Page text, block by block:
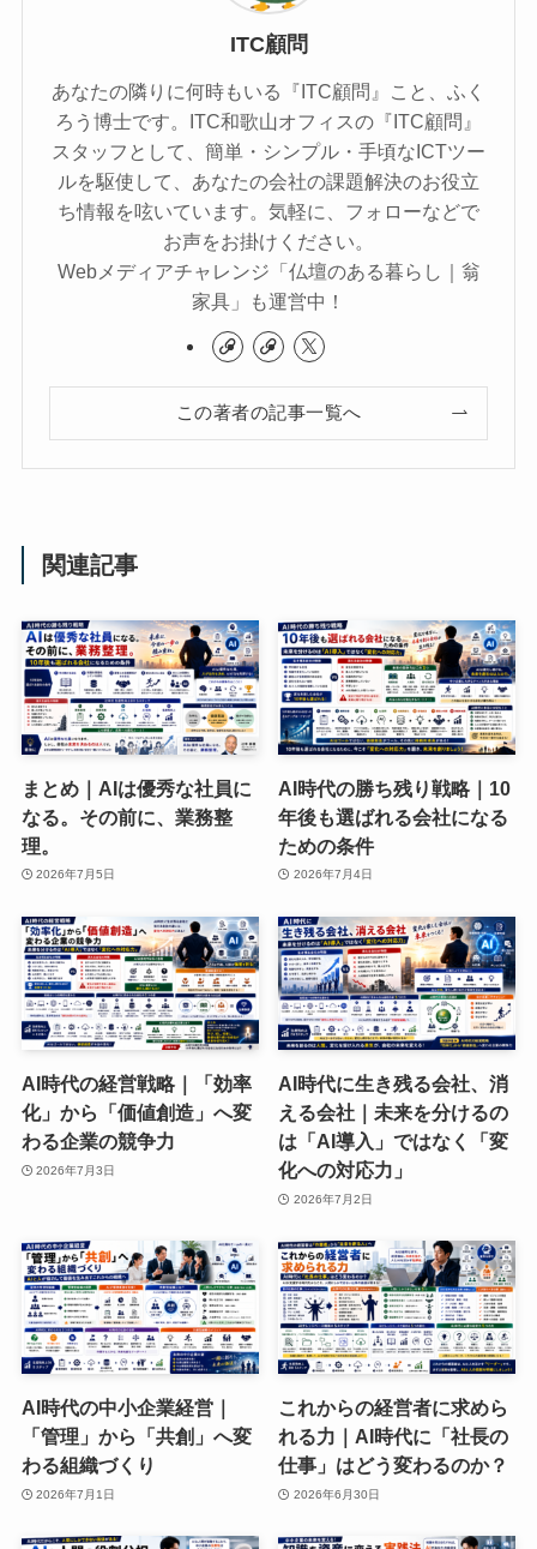
ITC顧問
あなたの隣りに何時もいる『ITC顧問』こと、ふく
ろう博士です。ITC和歌山オフィスの『ITC顧問』
スタッフとして、簡単・シンプル・手頃なICTツー
ルを駆使して、あなたの会社の課題解決のお役立
ち情報を呟いています。気軽に、フォローなどで
お声をお掛けください。
Webメディアチャレンジ「仏壇のある暮らし｜翁
家具」も運営中！
この著者の記事一覧へ
関連記事
まとめ｜AIは優秀な社員に
なる。その前に、業務整
理。
2026年7月5日
AI時代の勝ち残り戦略｜10
年後も選ばれる会社になる
ための条件
2026年7月4日
AI時代の経営戦略｜「効率
化」から「価値創造」へ変
わる企業の競争力
2026年7月3日
AI時代に生き残る会社、消
える会社｜未来を分けるの
は「AI導入」ではなく「変
化への対応力」
2026年7月2日
AI時代の中小企業経営｜
「管理」から「共創」へ変
わる組織づくり
2026年7月1日
これからの経営者に求めら
れる力｜AI時代に「社長の
仕事」はどう変わるのか？
2026年6月30日